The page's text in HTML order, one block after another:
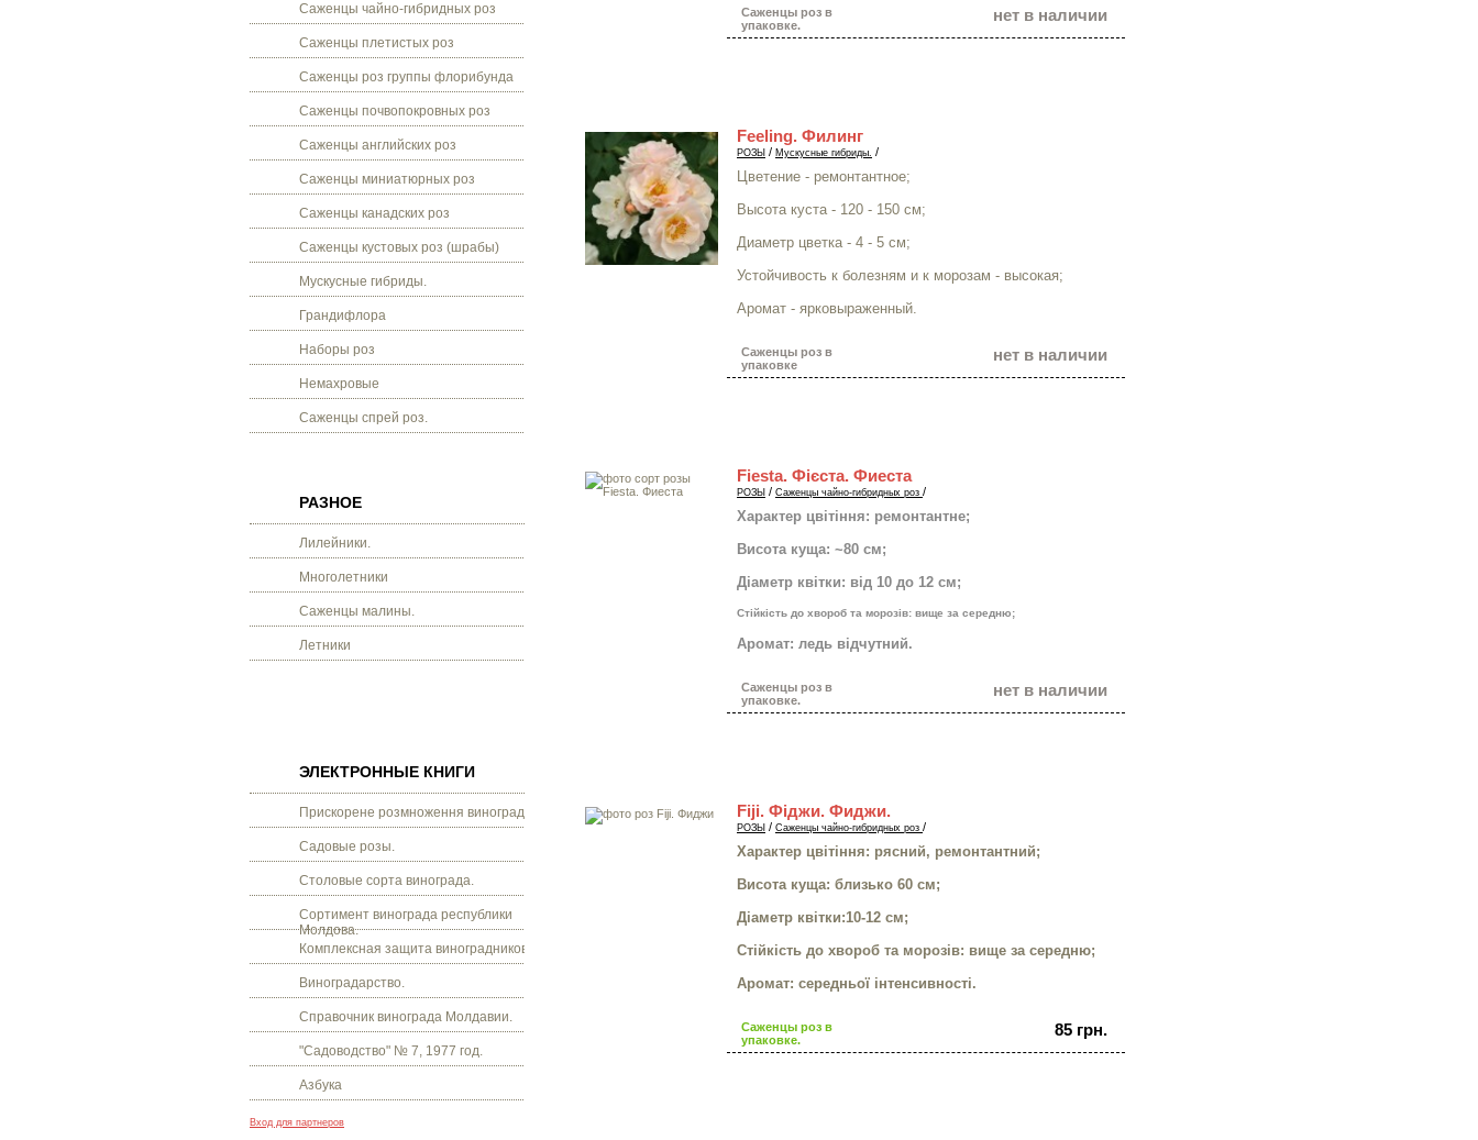
Саженцы чайно-гибридных роз
Саженцы плетистых роз
Саженцы роз группы флорибунда
Саженцы почвопокровных роз
Саженцы английских роз
Саженцы миниатюрных роз
Саженцы канадских роз
Саженцы кустовых роз (шрабы)
Мускусные гибриды.
Грандифлора
Наборы роз
Немахровые
Саженцы спрей роз.
РАЗНОЕ
Лилейники.
Многолетники
Саженцы малины.
Летники
ЭЛЕКТРОННЫЕ КНИГИ
Прискорене розмноження винограду.
Садовые розы.
Столовые сорта винограда.
Сортимент винограда республики
Молдова.
Комплексная защита виноградников.
Виноградарство.
Справочник винограда Молдавии.
"Садоводство" № 7, 1977 год.
Азбука
Вход для партнеров
Саженцы роз в
упаковке.
нет в наличии
Feeling. Филинг
РОЗЫ / Мускусные гибриды. /
Цветение - ремонтантное;
Высота куста - 120 - 150 см;
Диаметр цветка - 4 - 5 см;
Устойчивость к болезням и к морозам - высокая;
Аромат - ярковыраженный.
Саженцы роз в
упаковке
нет в наличии
Fiesta. Фієста. Фиеста
РОЗЫ / Саженцы чайно-гибридных роз /
Характер цвітіння: ремонтантне;
Висота куща: ~80 см;
Діаметр квітки: від 10 до 12 см;
Стійкість до хвороб та морозів: вище за середню;
Аромат: ледь відчутний.
Саженцы роз в
упаковке.
нет в наличии
Fiji. Фіджи. Фиджи.
РОЗЫ / Саженцы чайно-гибридных роз /
Характер цвітіння: рясний, ремонтантний;
Висота куща: близько 60 см;
Діаметр квітки:10-12 см;
Стійкість до хвороб та морозів: вище за середню;
Аромат: середньої інтенсивності.
Саженцы роз в
упаковке.
85 грн.